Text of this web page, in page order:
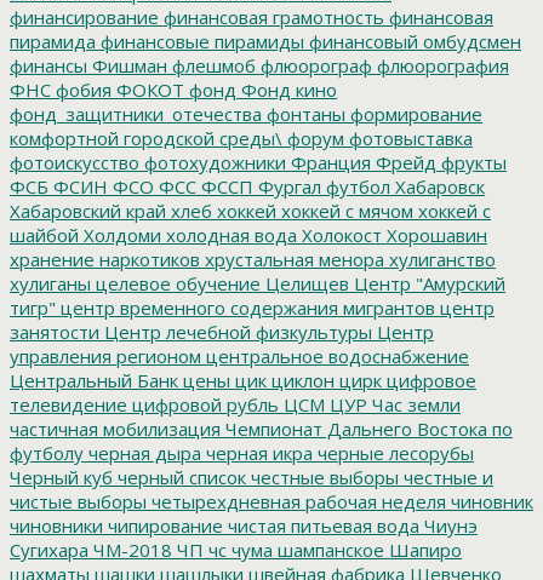
финансирование финансовая грамотность финансовая
пирамида финансовые пирамиды финансовый омбудсмен
финансы Фишман флешмоб флюорограф флюорография
ФНС фобия ФОКОТ фонд Фонд кино
фонд_защитники_отечества фонтаны формирование
комфортной городской среды\ форум фотовыставка
фотоискусство фотохудожники Франция Фрейд фрукты
ФСБ ФСИН ФСО ФСС ФССП Фургал футбол Хабаровск
Хабаровский край хлеб хоккей хоккей с мячом хоккей с
шайбой Холдоми холодная вода Холокост Хорошавин
хранение наркотиков хрустальная менора хулиганство
хулиганы целевое обучение Целищев Центр "Амурский
тигр" центр временного содержания мигрантов центр
занятости Центр лечебной физкультуры Центр
управления регионом центральное водоснабжение
Центральный Банк цены цик циклон цирк цифровое
телевидение цифровой рубль ЦСМ ЦУР Час земли
частичная мобилизация Чемпионат Дальнего Востока по
футболу черная дыра черная икра черные лесорубы
Черный куб черный список честные выборы честные и
чистые выборы четырехдневная рабочая неделя чиновник
чиновники чипирование чистая питьевая вода Чиунэ
Сугихара ЧМ-2018 ЧП чс чума шампанское Шапиро
шахматы шашки шашлыки швейная фабрика Шевченко